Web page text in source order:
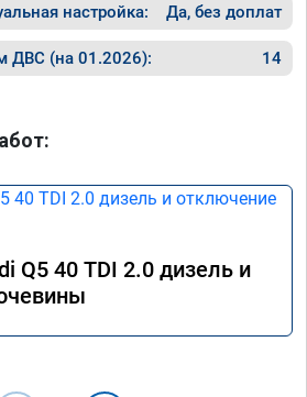
настройка: Да, без доплат
ДВС (на 01.2026): 14
Q5 40 TDI 2.0 дизель и